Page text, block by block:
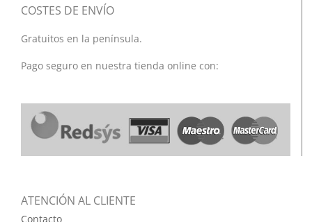
COSTES DE ENVÍO
Gratuitos en la península.
Pago seguro en nuestra tienda online con:
ATENCIÓN AL CLIENTE
Contacto